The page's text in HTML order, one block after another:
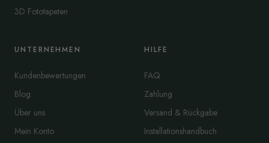
3D Fototapeten
UNTERNEHMEN
Kundenbewertungen
Blog
Über uns
Mein Konto
HILFE
FAQ
Zahlung
Versand & Rückgabe
Installationshandbuch